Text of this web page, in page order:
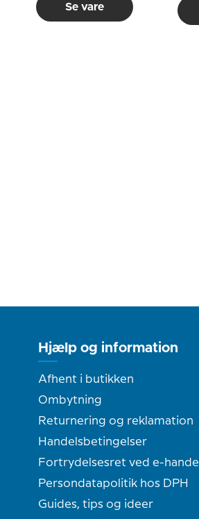
Se vare
Hjælp og information
Afhent i butikken
Ombytning
Returnering og reklamation
Handelsbetingelser
Fortrydelsesret ved e-handel
Persondatapolitik hos DPH
Guides, tips og ideer